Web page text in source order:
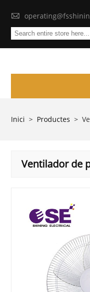

Inici > Productes >
Ventilador de